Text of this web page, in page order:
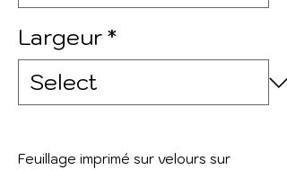
Largeur*
Feuillage imprimé sur velours sur